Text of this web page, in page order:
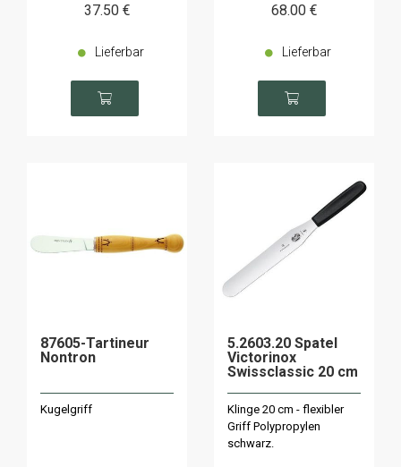
37.50 €
Lieferbar
68.00 €
Lieferbar
87605-Tartineur
Nontron
Kugelgriff
5.2603.20 Spatel
Victorinox
Swissclassic 20 cm
Klinge 20 cm - flexibler
Griff Polypropylen
schwarz.